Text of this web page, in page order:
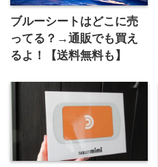
ブルーシートはどこに売
ってる？→通販でも買え
るよ！【送料無料も】